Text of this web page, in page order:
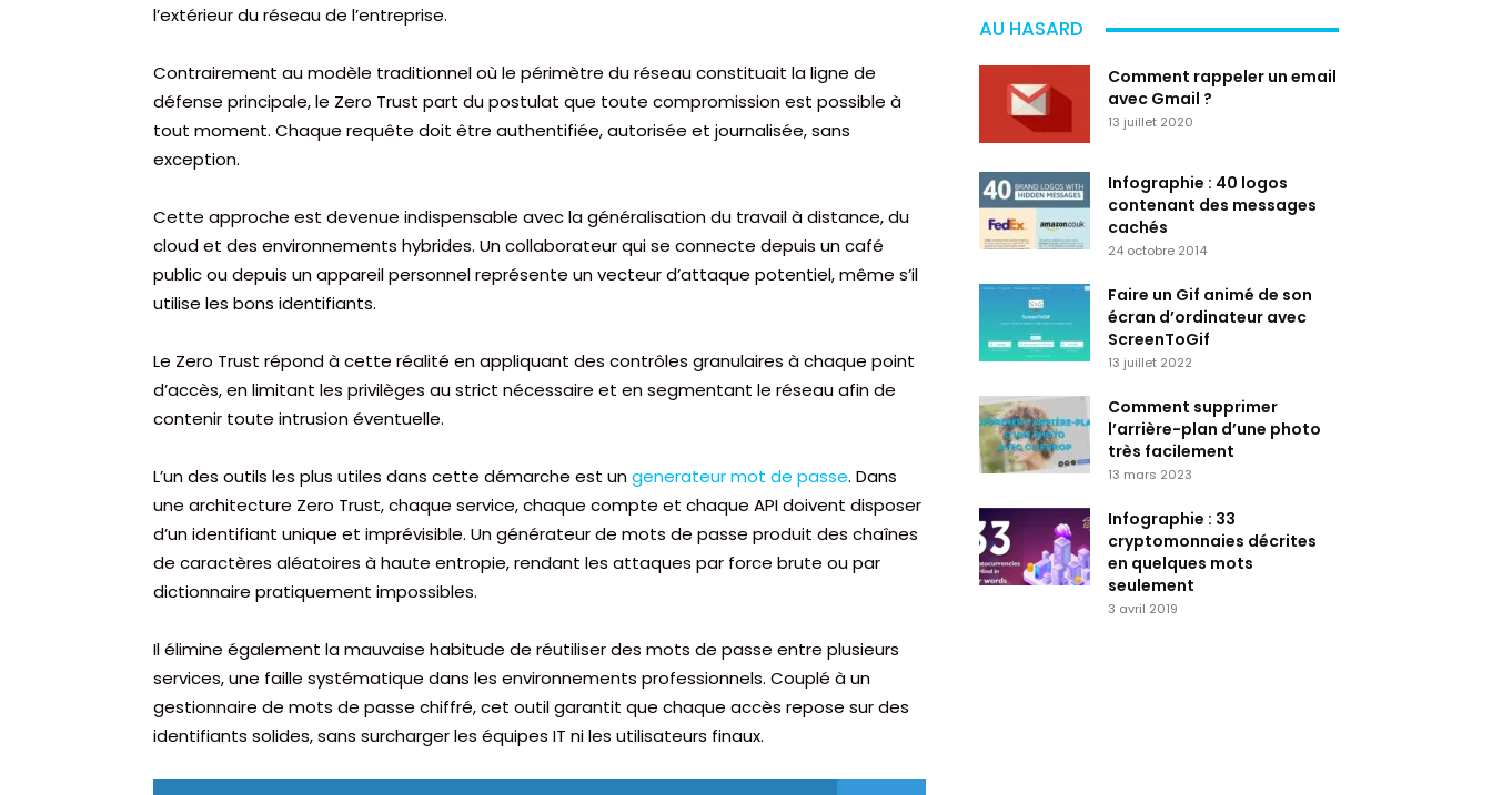
l’extérieur du réseau de l’entreprise.
Contrairement au modèle traditionnel où le périmètre du réseau constituait la ligne de
défense principale, le Zero Trust part du postulat que toute compromission est possible à
tout moment. Chaque requête doit être authentifiée, autorisée et journalisée, sans
exception.
Cette approche est devenue indispensable avec la généralisation du travail à distance, du
cloud et des environnements hybrides. Un collaborateur qui se connecte depuis un café
public ou depuis un appareil personnel représente un vecteur d’attaque potentiel, même s’il
utilise les bons identifiants.
Le Zero Trust répond à cette réalité en appliquant des contrôles granulaires à chaque point
d’accès, en limitant les privilèges au strict nécessaire et en segmentant le réseau afin de
contenir toute intrusion éventuelle.
L’un des outils les plus utiles dans cette démarche est ungenerateur mot de passe. Dans
une architecture Zero Trust, chaque service, chaque compte et chaque API doivent disposer
d’un identifiant unique et imprévisible. Un générateur de mots de passe produit des chaînes
de caractères aléatoires à haute entropie, rendant les attaques par force brute ou par
dictionnaire pratiquement impossibles.
Il élimine également la mauvaise habitude de réutiliser des mots de passe entre plusieurs
services, une faille systématique dans les environnements professionnels. Couplé à un
gestionnaire de mots de passe chiffré, cet outil garantit que chaque accès repose sur des
identifiants solides, sans surcharger les équipes IT ni les utilisateurs finaux.
AU HASARD
Comment rappeler un email
avec Gmail ?
13 juillet 2020
Infographie : 40 logos
contenant des messages
cachés
24 octobre 2014
Faire un Gif animé de son
écran d’ordinateur avec
ScreenToGif
13 juillet 2022
Comment supprimer
l’arrière-plan d’une photo
très facilement
13 mars 2023
Infographie : 33
cryptomonnaies décrites
en quelques mots
seulement
3 avril 2019